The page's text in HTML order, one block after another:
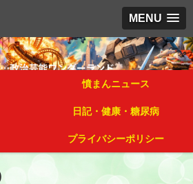
MENU
憤まんニュース
日記・健康・糖尿病
プライバシーポリシー